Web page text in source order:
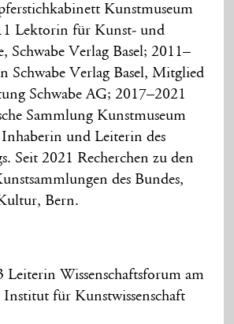
Kunstmuseum
Lektorin für Kunst- und
Schwabe Verlag Basel; 2011–
Schwabe Verlag Basel, Mitglied
Schwabe AG; 2017–2021
Sammlung Kunstmuseum
und Leiterin des
Seit 2021 Recherchen zu den
des Bundes,
Bern.
Leiterin Wissenschaftsforum am
Institut für Kunstwissenschaft